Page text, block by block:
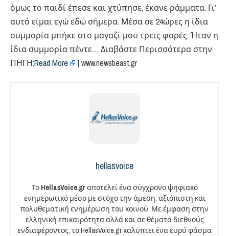
όμως το παιδί έπεσε και χτύπησε, έκανε ράμματα. Γι’
αυτό είμαι εγώ εδώ σήμερα. Μέσα σε 24ώρες η ίδια
συμμορία μπήκε στο μαγαζί μου τρεις φορές. Ήταν η
ίδια συμμορία πέντε… Διαβάστε Περισσότερα στην
ΠΗΓΗ:Read More | www.newsbeast.gr
hellasvoice
Το HellasVoice.grαποτελεί ένα σύγχρονο ψηφιακό
ενημερωτικό μέσο με στόχο την άμεση, αξιόπιστη και
πολυθεματική ενημέρωση του κοινού. Με έμφαση στην
ελληνική επικαιρότητα αλλά και σε θέματα διεθνούς
ενδιαφέροντος, το HellasVoice.gr καλύπτει ένα ευρύ φάσμα